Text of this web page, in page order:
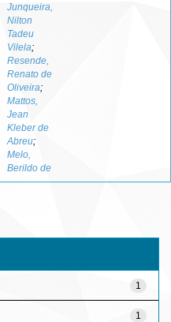
Junqueira,
Nilton
Tadeu
Vilela;
Resende,
Renato de
Oliveira;
Mattos,
Jean
Kleber de
Abreu;
Melo,
Berildo de
1
1